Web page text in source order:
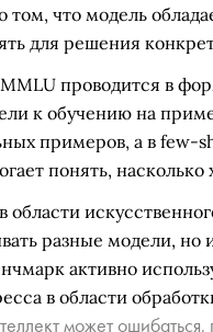
том, что модель
для решения
проводится в
к обучению на
примеров, а в few-
понять,
области
разные модели,
активно
в области
может ошибаться,